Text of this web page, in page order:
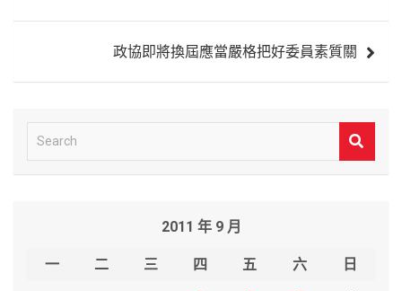
政協即將換屆應當嚴格把好委員素質關
e
2011 年 9 月
一 二 三 四 五 六
日